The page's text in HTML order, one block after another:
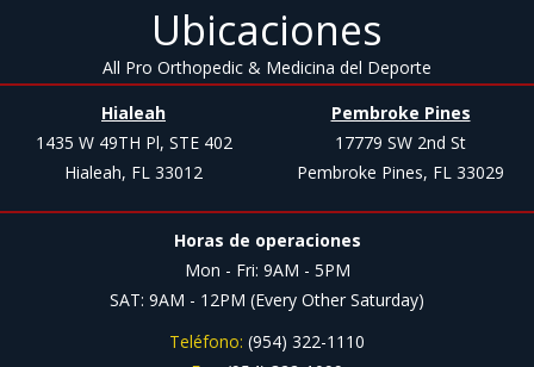
Ubicaciones
All Pro Orthopedic & Medicina del Deporte
Hialeah
1435 W 49TH Pl, STE 402
Hialeah, FL 33012
Pembroke Pines
17779 SW 2nd St
Pembroke Pines, FL 33029
Horas de operaciones
Mon - Fri: 9AM - 5PM
SAT: 9AM - 12PM (Every Other Saturday)
Teléfono: (954) 322-1110